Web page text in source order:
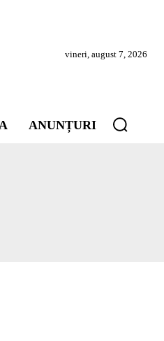
vineri, august 7, 2026
ANUNȚURI